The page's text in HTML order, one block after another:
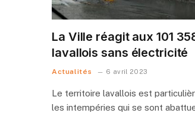
La Ville réagit aux 101
lavallois sans électricité
Actualités 6 avril 2023
Le territoire lavallois est
les intempéries qui se sont